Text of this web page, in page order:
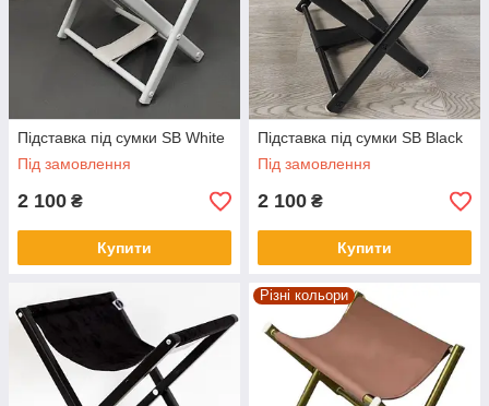
Підставка під сумки SB White
Під замовлення
2 100 ₴
Купити
Підставка під сумки SB Black
Під замовлення
2 100 ₴
Купити
Різні кольори